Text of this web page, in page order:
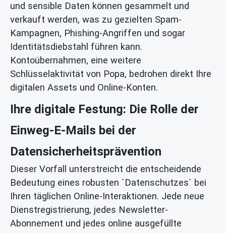
und sensible Daten können gesammelt und
verkauft werden, was zu gezielten Spam-
Kampagnen, Phishing-Angriffen und sogar
Identitätsdiebstahl führen kann.
Kontoübernahmen, eine weitere
Schlüsselaktivität von Popa, bedrohen direkt Ihre
digitalen Assets und Online-Konten.
Ihre digitale Festung: Die Rolle der
Einweg-E-Mails bei der
Datensicherheitsprävention
Dieser Vorfall unterstreicht die entscheidende
Bedeutung eines robusten `Datenschutzes` bei
Ihren täglichen Online-Interaktionen. Jede neue
Dienstregistrierung, jedes Newsletter-
Abonnement und jedes online ausgefüllte